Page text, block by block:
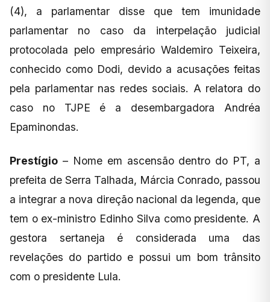
(4), a parlamentar disse que tem imunidade
parlamentar no caso da interpelação judicial
protocolada pelo empresário Waldemiro Teixeira,
conhecido como Dodi, devido a acusações feitas
pela parlamentar nas redes sociais. A relatora do
caso no TJPE é a desembargadora Andréa
Epaminondas.
Prestígio – Nome em ascensão dentro do PT, a
prefeita de Serra Talhada, Márcia Conrado, passou
a integrar a nova direção nacional da legenda, que
tem o ex-ministro Edinho Silva como presidente. A
gestora sertaneja é considerada uma das
revelações do partido e possui um bom trânsito
com o presidente Lula.